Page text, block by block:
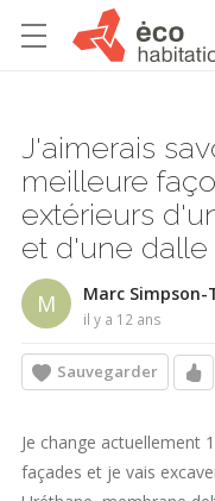
J'aimerais
meilleure
extérieurs
et d'une
M Marc
il y a 12 ans
Sauvegarder
Je change actuellement
façades et je vais